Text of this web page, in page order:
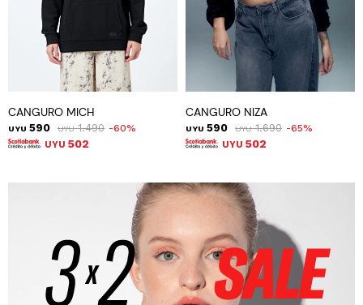
CANGURO MICH
UYU 590 UYU 1.490 60
UYU 502
CANGURO NIZA
UYU 590 UYU 1.690 65
UYU 502